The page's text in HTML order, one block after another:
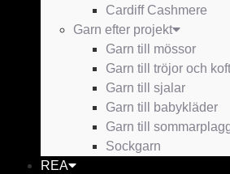
Cardiff Cashmere
Garn efter projekt
Garn till mössor
Garn till tröjor och
Garn till sjalar
Garn till babykläder
Garn till
Sockgarn
REA